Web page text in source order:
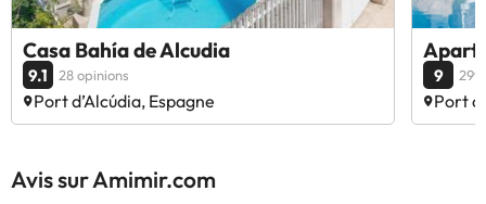
Casa Bahía de Alcudia
9.1 28 opinions
Port d’Alcúdia, Espagne
9 299
Port
Avis sur Amimir.com